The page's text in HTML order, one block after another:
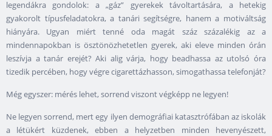
legendákra gondolok: a „gáz” gyerekek távoltartására, a hetekig
gyakorolt típusfeladatokra, a tanári segítségre, hanem a motiváltság
hiányára. Ugyan miért tenné oda magát száz százalékig az a
mindennapokban is ösztönözhetetlen gyerek, aki eleve minden órán
leszívja a tanár erejét? Aki alig várja, hogy beadhassa az utolsó óra
tizedik percében, hogy végre cigarettázhasson, simogathassa telefonját?
Még egyszer: mérés lehet, sorrend viszont végképp ne legyen!
Ne legyen sorrend, mert egy ilyen demográfiai katasztrófában az iskolák
a létükért küzdenek, ebben a helyzetben minden hevenyészett,